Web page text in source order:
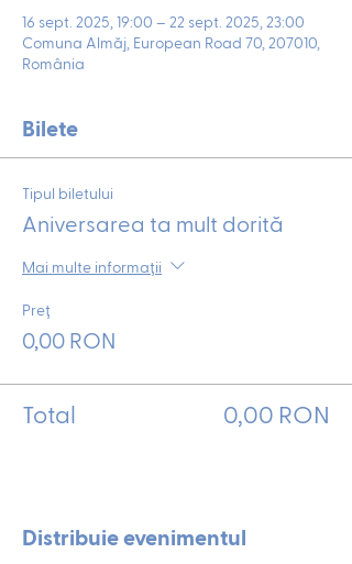
16 sept. 2025, 19:00 – 22 sept. 2025, 23:00
Comuna Almăj, European Road 70, 207010,
România
Bilete
Tipul biletului
Aniversarea ta mult dorită
Mai multe informații
Preț
0,00 RON
Total 0,00 RON
Distribuie evenimentul